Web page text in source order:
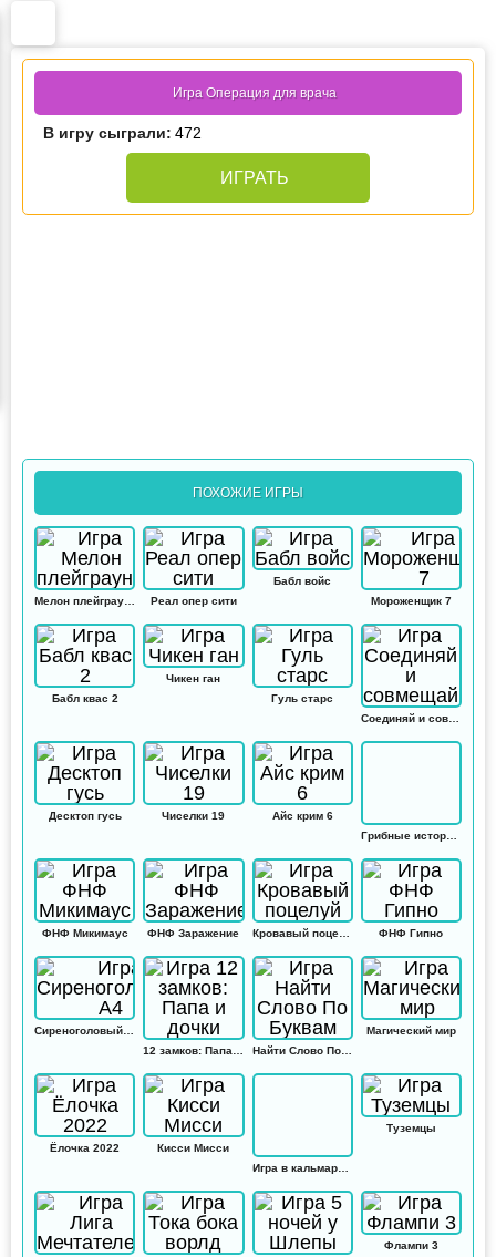
Игра Операция для врача
В игру сыграли: 472
ИГРАТЬ
ПОХОЖИЕ ИГРЫ
Реал опер сити
Бабл войс
Мороженщик 7
Бабл квас 2
Чикен ган
Гуль старс
Соединяй и совмещай
Десктоп гусь Чиселки 19
Айс крим 6
Грибные истории: Кликер
ФНФ Микимаус ФНФ Заражение Кровавый поцелуй ФНФ Гипно
Найти Слово По Буквам
Магический мир
Ёлочка 2022
Кисси Мисси
Игра в кальмара: Амонг ас
Туземцы
Флампи 3